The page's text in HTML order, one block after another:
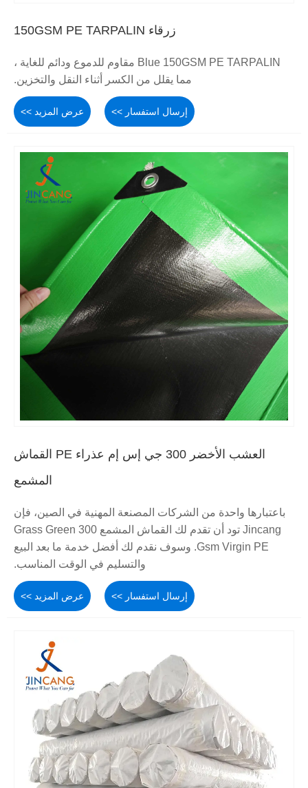
زرقاء 150GSM PE TARPALIN
Blue 150GSM PE TARPALIN مقاوم للدموع ودائم للغاية ،
مما يقلل من الكسر أثناء النقل والتخزين.
عرض المزيد >> إرسال استفسار >>
العشب الأخضر 300 جي إس إم عذراء PE القماش
المشمع
باعتبارها واحدة من الشركات المصنعة المهنية في الصين، فإن
Jincang تود أن تقدم لك القماش المشمع Grass Green 300
Gsm Virgin PE. وسوف نقدم لك أفضل خدمة ما بعد البيع
والتسليم في الوقت المناسب.
عرض المزيد >> إرسال استفسار >>